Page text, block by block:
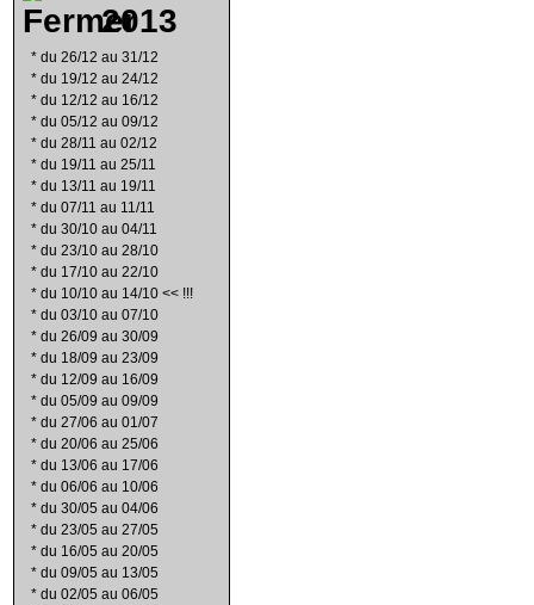
2013
* du 26/12 au 31/12
* du 19/12 au 24/12
* du 12/12 au 16/12
* du 05/12 au 09/12
* du 28/11 au 02/12
* du 19/11 au 25/11
* du 13/11 au 19/11
* du 07/11 au 11/11
* du 30/10 au 04/11
* du 23/10 au 28/10
* du 17/10 au 22/10
* du 10/10 au 14/10 << !!!
* du 03/10 au 07/10
* du 26/09 au 30/09
* du 18/09 au 23/09
* du 12/09 au 16/09
* du 05/09 au 09/09
* du 27/06 au 01/07
* du 20/06 au 25/06
* du 13/06 au 17/06
* du 06/06 au 10/06
* du 30/05 au 04/06
* du 23/05 au 27/05
* du 16/05 au 20/05
* du 09/05 au 13/05
* du 02/05 au 06/05